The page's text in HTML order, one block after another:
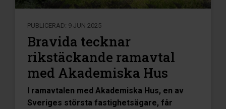
PUBLICERAD: 9 JUN 2025
Bravida tecknar
rikstäckande ramavtal
med Akademiska Hus
I ramavtalen med Akademiska Hus, en av
Sveriges största fastighetsägare, får